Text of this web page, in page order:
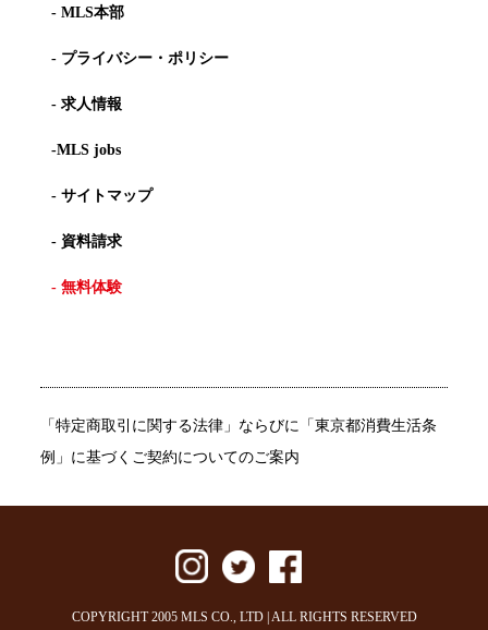
- MLS本部
- プライバシー・ポリシー
- 求人情報
-MLS jobs
- サイトマップ
- 資料請求
- 無料体験
「特定商取引に関する法律」ならびに「東京都消費生活条
例」に基づくご契約についてのご案内
COPYRIGHT 2005 MLS CO., LTD | ALL RIGHTS RESERVED